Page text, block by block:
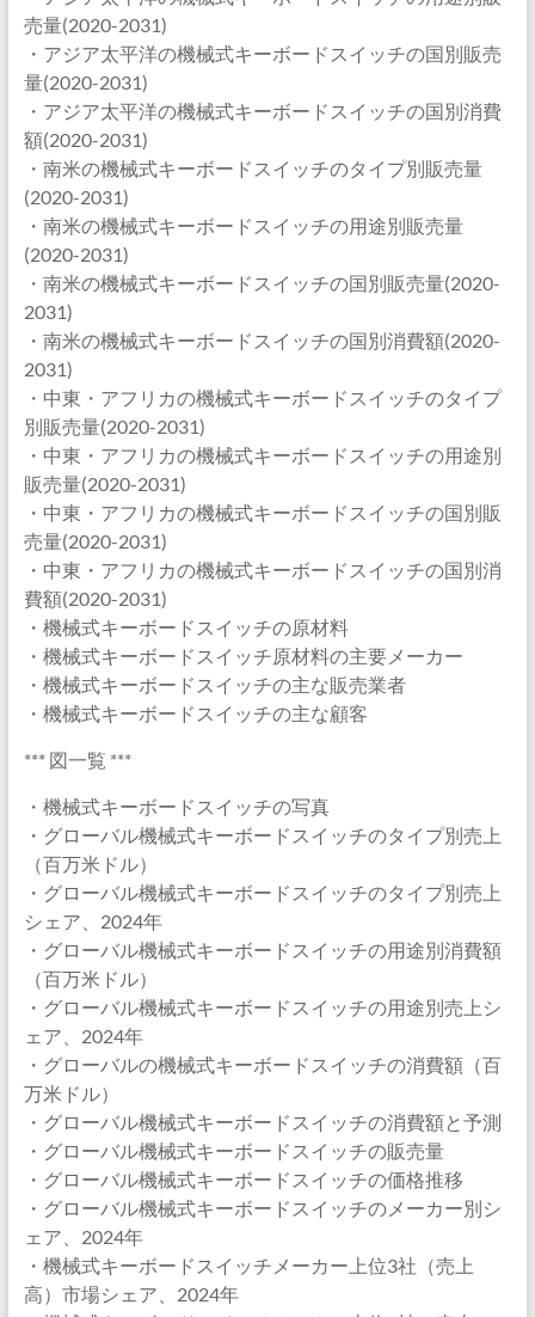
売量(2020-2031)
・アジア太平洋の機械式キーボードスイッチの国別販売
量(2020-2031)
・アジア太平洋の機械式キーボードスイッチの国別消費
額(2020-2031)
・南米の機械式キーボードスイッチのタイプ別販売量
(2020-2031)
・南米の機械式キーボードスイッチの用途別販売量
(2020-2031)
・南米の機械式キーボードスイッチの国別販売量(2020-
2031)
・南米の機械式キーボードスイッチの国別消費額(2020-
2031)
・中東・アフリカの機械式キーボードスイッチのタイプ
別販売量(2020-2031)
・中東・アフリカの機械式キーボードスイッチの用途別
販売量(2020-2031)
・中東・アフリカの機械式キーボードスイッチの国別販
売量(2020-2031)
・中東・アフリカの機械式キーボードスイッチの国別消
費額(2020-2031)
・機械式キーボードスイッチの原材料
・機械式キーボードスイッチ原材料の主要メーカー
・機械式キーボードスイッチの主な販売業者
・機械式キーボードスイッチの主な顧客
*** 図一覧 ***
・機械式キーボードスイッチの写真
・グローバル機械式キーボードスイッチのタイプ別売上
（百万米ドル）
・グローバル機械式キーボードスイッチのタイプ別売上
シェア、2024年
・グローバル機械式キーボードスイッチの用途別消費額
（百万米ドル）
・グローバル機械式キーボードスイッチの用途別売上シ
ェア、2024年
・グローバルの機械式キーボードスイッチの消費額（百
万米ドル）
・グローバル機械式キーボードスイッチの消費額と予測
・グローバル機械式キーボードスイッチの販売量
・グローバル機械式キーボードスイッチの価格推移
・グローバル機械式キーボードスイッチのメーカー別シ
ェア、2024年
・機械式キーボードスイッチメーカー上位3社（売上
高）市場シェア、2024年